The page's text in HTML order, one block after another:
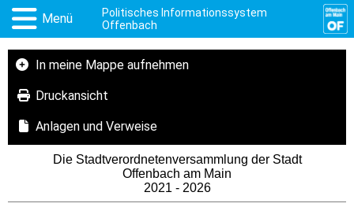
Menü
Politisches Informationssystem
Offenbach
In meine Mappe aufnehmen
Druckansicht
Anlagen und Verweise
Die Stadtverordnetenversammlung der Stadt
Offenbach am Main
2021 - 2026